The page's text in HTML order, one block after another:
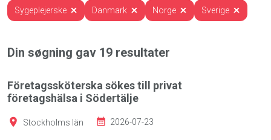
Sygeplejerske Danmark Norge Sverige
Din søgning gav 19 resultater
Företagssköterska sökes till privat
företagshälsa i Södertälje
Stockholms län 2026-07-23